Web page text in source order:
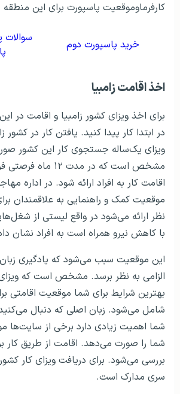
کارفرماوموقعیت پاسپورت برای این منطقه
خرید پاسپورت دوم
سوالات
اخذ اقامت زامبیا
برای اخذ ویزای کشور زامبیا و اقامت در
در ابتدا کار پیدا کنید. یافتن کار در کشور
ویزای یک‌ساله جستجوی کار این کشور
مشخص است که در مدت
اقامت کار به افراد ارائه شود. در اداره
موقعیت کمک و راهنمایی به علاقمندان
نظر ارائه می‌شود در واقع لیستی از
با کاهش نیرو همراه است به افراد نشان
این موقعیت سبب می‌شود که یادگیری
الزامی به نظر برسد. مشخص است که ویزای
شامل می‌شود. زبان اصلی که دنبال می‌کنید
شما اهمیت زیادی دارد برخی از سایت‌ها
شما را صورت می‌دهد. اقامت از طریق کار
بررسی می‌شود. برای دریافت ویزای کار
سری مدارک است.